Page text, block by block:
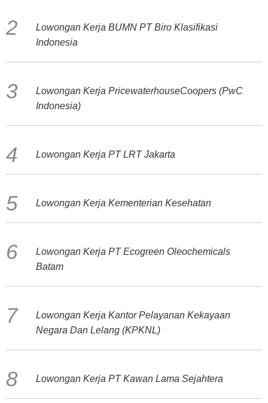
Lowongan Kerja BUMN PT Biro Klasifikasi
Indonesia
Lowongan Kerja PricewaterhouseCoopers (PwC
Indonesia)
Lowongan Kerja PT LRT Jakarta
Lowongan Kerja Kementerian Kesehatan
Lowongan Kerja PT Ecogreen Oleochemicals
Batam
Lowongan Kerja Kantor Pelayanan Kekayaan
Negara Dan Lelang (KPKNL)
Lowongan Kerja PT Kawan Lama Sejahtera